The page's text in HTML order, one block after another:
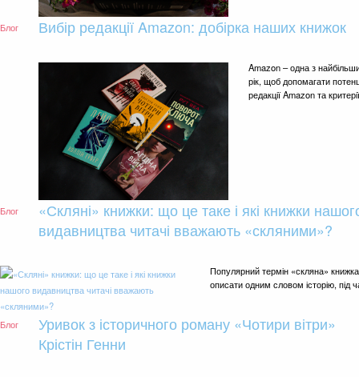
Блог Вибір редакції Amazon: добірка наших книжок
Amazon – одна з
рік, щоб допомагати
редакції Amazon та
Блог
«Скляні» книжки: що це таке і які книжки
видавництва читачі вважають «скляними»?
Популярний термін «скляна»
описати одним словом історію, під
Блог
Уривок з історичного роману «Чотири вітри»
Крістін Генни